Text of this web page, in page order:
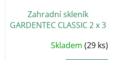
Zahradní skleník
GARDENTEC CLASSIC 2 x 3
Průměrné
hodnoceníSkladem(29 ks)